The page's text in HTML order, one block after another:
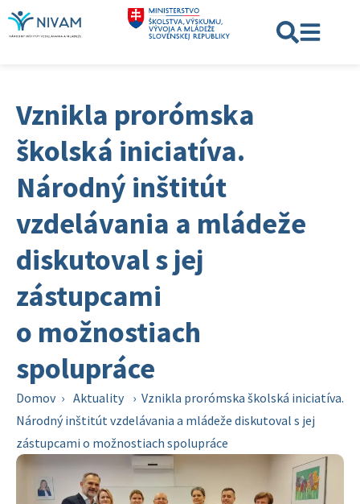
Vznikla prorómska
školská iniciatíva.
Národný inštitút
vzdelávania a mládeže
diskutoval s jej
zástupcami
o možnostiach
spolupráce
Domov › Aktuality › Vznikla prorómska školská iniciatíva.
Národný inštitút vzdelávania a mládeže diskutoval s jej
zástupcami o možnostiach spolupráce